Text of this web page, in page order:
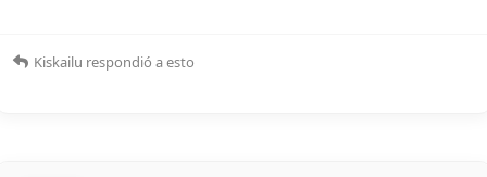
Kiskailu respondió a esto